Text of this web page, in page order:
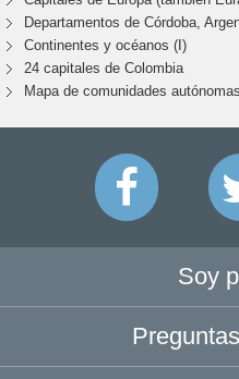
Departamentos de Córdoba,
Continentes y océanos (I)
24 capitales de Colombia
Mapa de comunidades
Soy